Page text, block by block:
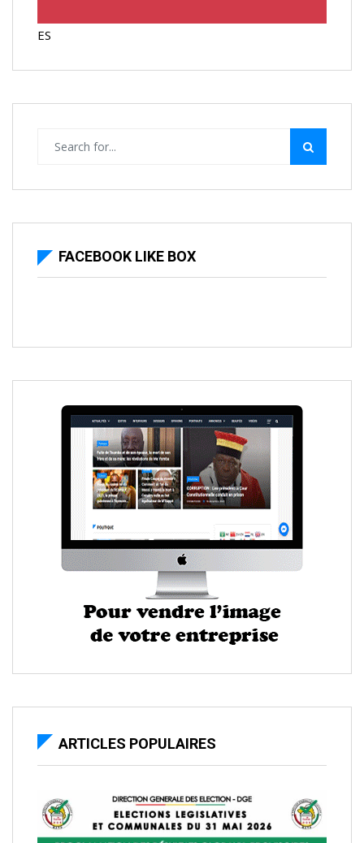
ES
FACEBOOK LIKE BOX
ARTICLES POPULAIRES